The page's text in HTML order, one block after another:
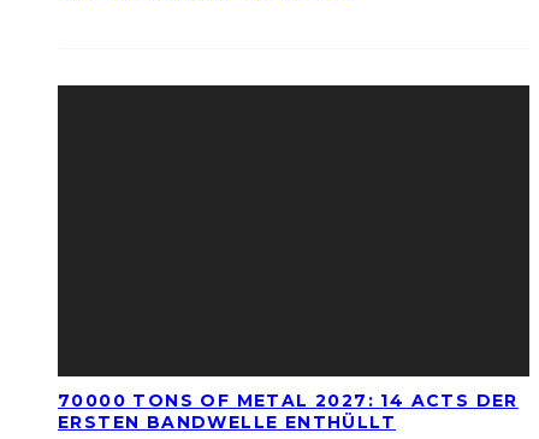
70000 TONS OF METAL 2027: 14 ACTS DER
ERSTEN BANDWELLE ENTHÜLLT